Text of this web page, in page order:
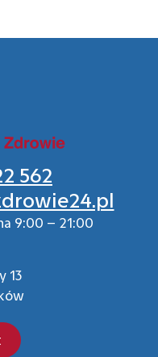
562
9:00 – 21:00
13